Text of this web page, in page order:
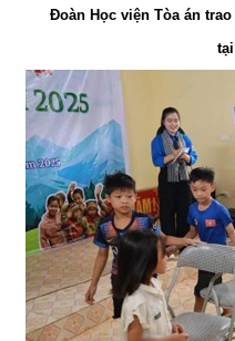
Đoàn Học viện Tòa án